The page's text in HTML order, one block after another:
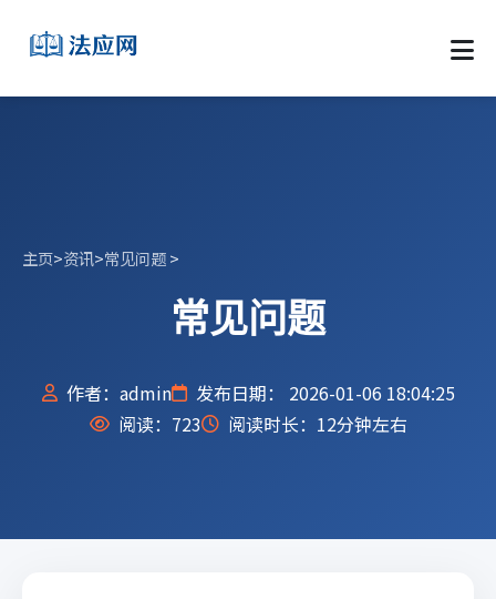
主页>资讯>常见问题>
常见问题
作者：admin
发布日期： 2026-01-06 18:04:25
阅读： 723 阅读时长：12分钟左右